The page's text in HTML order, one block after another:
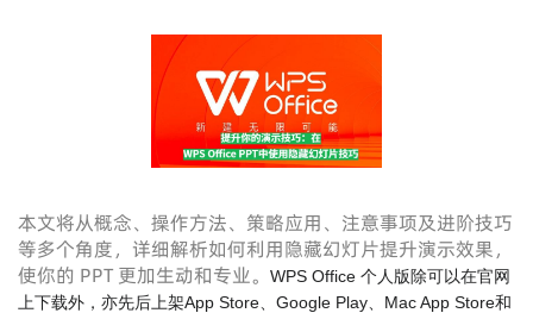
本文将从概念、操作方法、策略应用、注意事项及进阶技巧
等多个角度，详细解析如何利用隐藏幻灯片提升演示效果，
使你的 PPT 更加生动和专业。
WPS Office 个人版除可以在官网
上下载外，亦先后上架App Store、Google Play、Mac App Store和